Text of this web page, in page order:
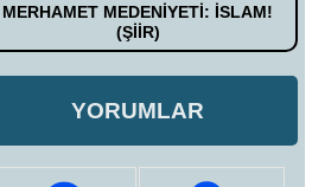
MERHAMET MEDENİYETİ: İSLAM!
(ŞİİR)
YORUMLAR